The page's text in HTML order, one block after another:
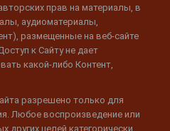
прав на материалы, в
аудиоматериалы,
размещенные на веб-сайте
к Сайту не дает
какой-либо Контент,
разрешено только для
Любое воспроизведение или
других целей категорически